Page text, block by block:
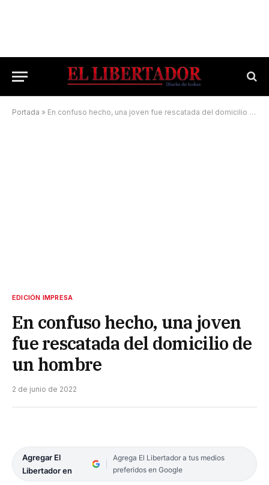
Portada » En confuso hecho, una joven fue rescatada del domicilio de un hombre
EDICIÓN IMPRESA
En confuso hecho, una joven
fue rescatada del domicilio de
un hombre
2 de junio de 2022
Agregar El
Libertador en
Agrega El Libertador a tus medios
preferidos en Google